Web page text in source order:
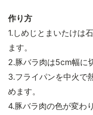
作り方
1.しめじとまいたけは
ます。
2.豚バラ肉は5cm幅に
3.フライパンを中火で
めます。
4.豚バラ肉の色が変わ